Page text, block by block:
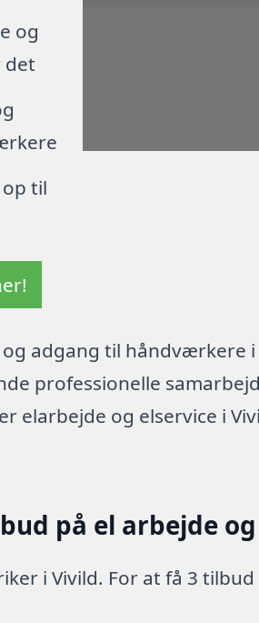
og
det
til
adgang til håndværkere
professionelle
elarbejde og elservice i
på el arbejde
i Vivild. For at få 3